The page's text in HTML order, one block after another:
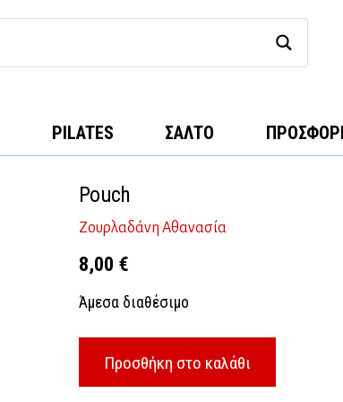
PILATES ΣΑΛΤΟ
Pouch
Ζουρλαδάνη Αθανασία
8,00 €
Άμεσα διαθέσιμο
Προσθήκη στο καλάθι